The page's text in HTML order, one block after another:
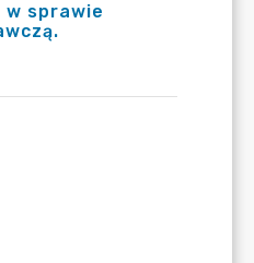
w sprawie